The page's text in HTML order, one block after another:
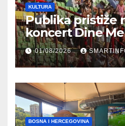
KULTURA
Publika pristiže
koncert Dine
Koševu
01/08/2026
BOSNA I HERCEGOVINA